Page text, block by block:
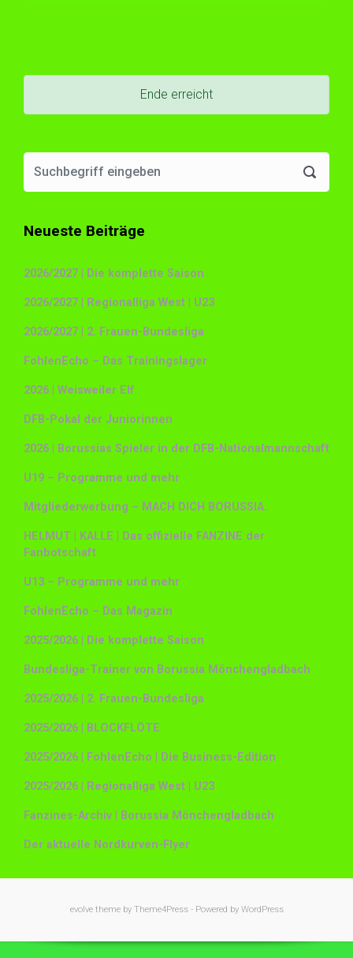
Ende erreicht
Neueste Beiträge
2026/2027 | Die komplette Saison
2026/2027 | Regionalliga West | U23
2026/2027 | 2. Frauen-Bundesliga
FohlenEcho – Das Trainingslager
2026 | Weisweiler Elf
DFB-Pokal der Juniorinnen
2026 | Borussias Spieler in der DFB-Nationalmannschaft
U19 – Programme und mehr
Mitgliederwerbung – MACH DICH BORUSSIA.
HELMUT | KALLE | Das offizielle FANZINE der
Fanbotschaft
U13 – Programme und mehr
FohlenEcho – Das Magazin
2025/2026 | Die komplette Saison
Bundesliga-Trainer von Borussia Mönchengladbach
2025/2026 | 2. Frauen-Bundesliga
2025/2026 | BLOCKFLÖTE
2025/2026 | FohlenEcho | Die Business-Edition
2025/2026 | Regionalliga West | U23
Fanzines-Archiv | Borussia Mönchengladbach
Der aktuelle Nordkurven-Flyer
evolvetheme by Theme4Press - Powered by WordPress